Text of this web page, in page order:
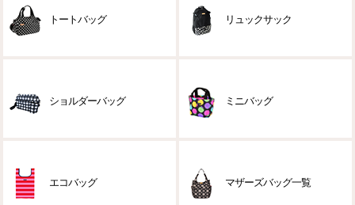
トートバッグ リュックサック
ショルダーバッグ ミニバッグ
エコバッグ マザーズバッグ一覧